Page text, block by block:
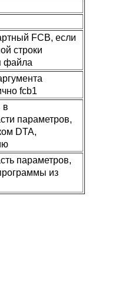
FCB, если
строки
файла
fcb1
в
параметров,
DTA,
параметров,
из